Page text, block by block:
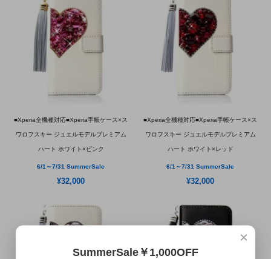
■Xperia全機種対応■Xperia手帳ケース×ス
ワロフスキー ジュエルモデルプレミアム
ハート ホワイト×ピンク
6/1～7/31 SummerSale
¥32,000
■Xperia全機種対応■Xperia手帳ケース×ス
ワロフスキー ジュエルモデルプレミアム
ハート ホワイト×レッド
6/1～7/31 SummerSale
¥32,000
×
SummerSale￥1,000OFF